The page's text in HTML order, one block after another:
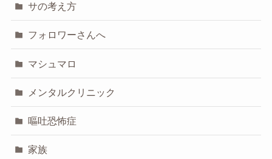
サの考え方
フォロワーさんへ
マシュマロ
メンタルクリニック
嘔吐恐怖症
家族